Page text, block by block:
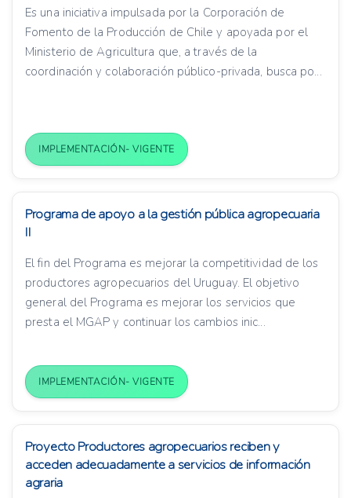
Es una iniciativa impulsada por la Corporación de
Fomento de la Producción de Chile y apoyada por el
Ministerio de Agricultura que, a través de la
coordinación y colaboración público-privada, busca po...
IMPLEMENTACIÓN- VIGENTE
Programa de apoyo a la gestión pública agropecuaria
II
El fin del Programa es mejorar la competitividad de los
productores agropecuarios del Uruguay. El objetivo
general del Programa es mejorar los servicios que
presta el MGAP y continuar los cambios inic...
IMPLEMENTACIÓN- VIGENTE
Proyecto Productores agropecuarios reciben y
acceden adecuadamente a servicios de información
agraria